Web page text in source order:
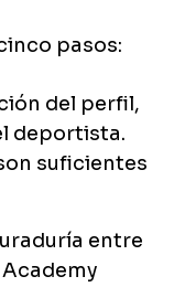
pasos:
del perfil,
deportista.
suficientes
entre